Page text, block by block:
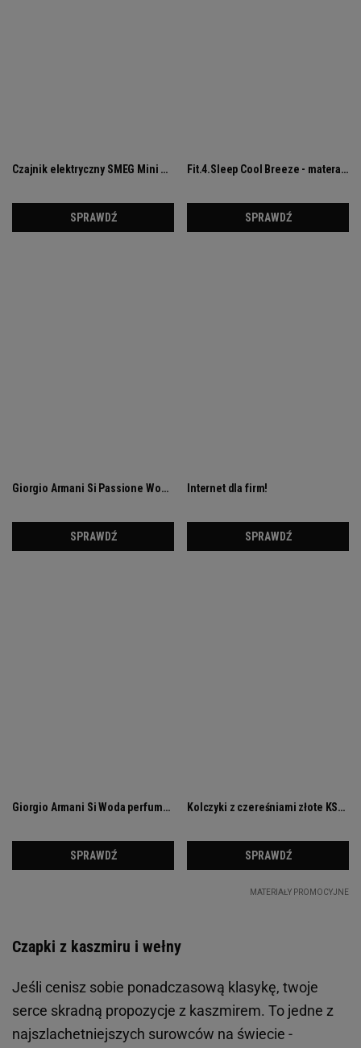
Czapki z kaszmiru i wełny
Jeśli cenisz sobie ponadczasową klasykę, twoje
serce skradną propozycje z kaszmirem. To jedne z
najszlachetniejszych surowców na świecie -